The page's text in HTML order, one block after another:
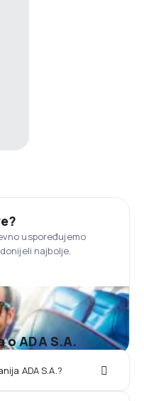
uspoređujemo
najbolje.
ADA S.A.
ADA S.A.?